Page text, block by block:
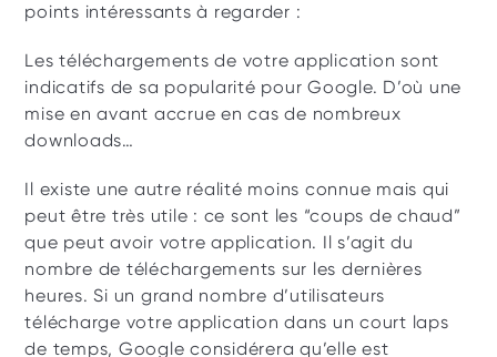
points intéressants à regarder :
Les téléchargements de votre application sont
indicatifs de sa popularité pour Google. D’où une
mise en avant accrue en cas de nombreux
downloads…
Il existe une autre réalité moins connue mais qui
peut être très utile : ce sont les “coups de chaud”
que peut avoir votre application. Il s’agit du
nombre de téléchargements sur les dernières
heures. Si un grand nombre d’utilisateurs
télécharge votre application dans un court laps
de temps, Google considérera qu’elle est